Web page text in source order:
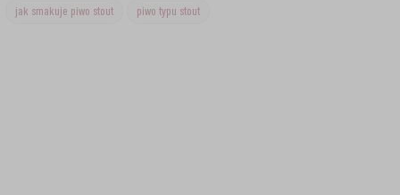
jak smakuje piwo stout piwo typu stout